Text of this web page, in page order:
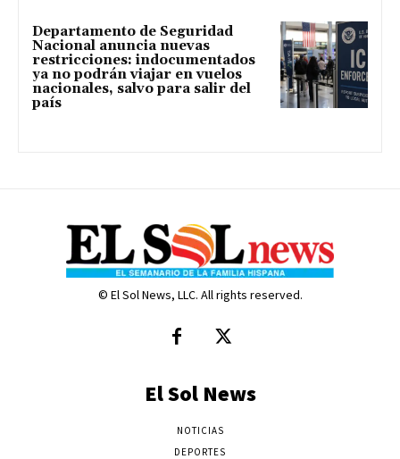
Departamento de Seguridad
Nacional anuncia nuevas
restricciones: indocumentados
ya no podrán viajar en vuelos
nacionales, salvo para salir del
país
© El Sol News, LLC. All rights reserved.
El Sol News
NOTICIAS
DEPORTES